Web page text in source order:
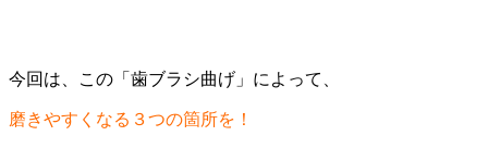
今回は、この「歯ブラシ曲げ」によって、
磨きやすくなる３つの箇所を！